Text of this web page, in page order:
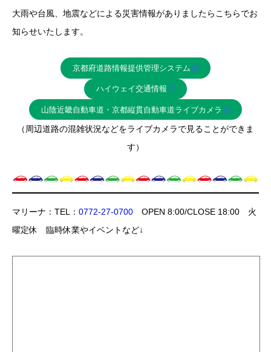
大雨や台風、地震などによる災害情報がありましたらこちらでお
知らせいたします。
京都府道路情報提供管理システム
ハイウェイ交通情報
山陰近畿自動車道・京都縦貫自動車道ライブカメラ
（周辺道路の混雑状況などをライブカメラで見ることができま
す）
マリーナ：TEL： 0772-27-0700 OPEN 8:00/CLOSE 18:00 火
曜定休 臨時休業やイベントなど↓